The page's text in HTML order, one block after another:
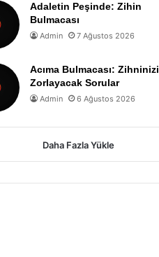
Adaletin Peşinde: Zihin
Bulmacası
Admin 7 Ağustos 2026
Acıma Bulmacası: Zihninizi
Zorlayacak Sorular
Admin 6 Ağustos 2026
Daha Fazla Yükle